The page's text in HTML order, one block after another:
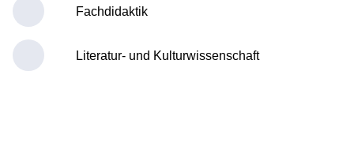
Fachdidaktik
Literatur- und Kulturwissenschaft